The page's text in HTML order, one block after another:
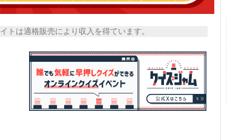
トは適格販売により収入を得ています。